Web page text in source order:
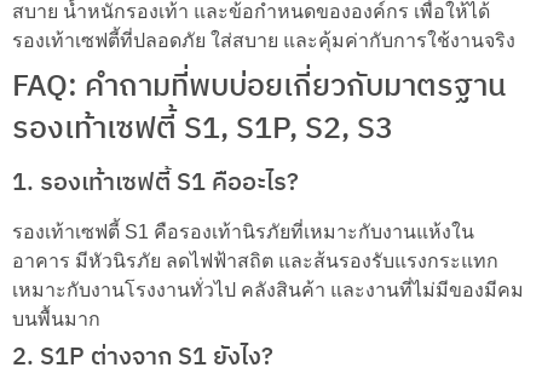
สบาย น้ำหนักรองเท้า และข้อกำหนดขององค์กร เพื่อให้ได้
รองเท้าเซฟตี้ที่ปลอดภัย ใส่สบาย และคุ้มค่ากับการใช้งานจริง
FAQ: คำถามที่พบบ่อยเกี่ยวกับมาตรฐาน
รองเท้าเซฟตี้ S1, S1P, S2, S3
1. รองเท้าเซฟตี้ S1 คืออะไร?
รองเท้าเซฟตี้ S1 คือรองเท้านิรภัยที่เหมาะกับงานแห้งใน
อาคาร มีหัวนิรภัย ลดไฟฟ้าสถิต และส้นรองรับแรงกระแทก
เหมาะกับงานโรงงานทั่วไป คลังสินค้า และงานที่ไม่มีของมีคม
บนพื้นมาก
2. S1P ต่างจาก S1 ยังไง?